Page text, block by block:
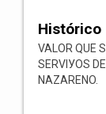
Histórico
VALOR QUE
SERVIУOS
NAZARENO.